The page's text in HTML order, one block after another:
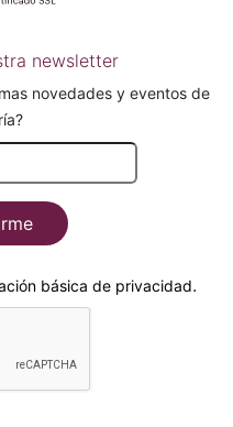
newsletter
novedades y eventos de
básica de privacidad.